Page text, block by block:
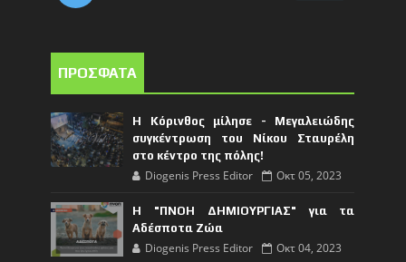
ΠΡΟΣΦΑΤΑ
Η Κόρινθος μίλησε - Μεγαλειώδης
συγκέντρωση του Νίκου Σταυρέλη
στο κέντρο της πόλης!
Diogenis Press Editor Οκτ 05, 2023
Η "ΠΝΟΗ ΔΗΜΙΟΥΡΓΙΑΣ" για τα
Αδέσποτα Ζώα
Diogenis Press Editor Οκτ 04, 2023